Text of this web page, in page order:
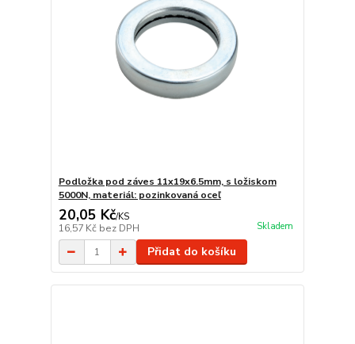
Podložka pod záves 11x19x6.5mm, s ložiskom
5000N, materiál: pozinkovaná oceľ
20,05 Kč/KS
16,57 Kč bez DPH Skladem
Přidat do košíku